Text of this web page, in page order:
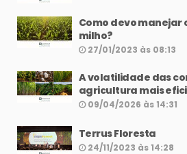
Como devo manejar
milho?
27/01/2023 às 08:13
A volatilidade das
agricultura mais
09/04/2026 às 14:31
Terrus Floresta
24/11/2023 às 14:28